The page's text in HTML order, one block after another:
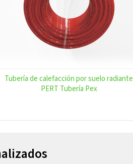
Tubería de calefacción por suelo radiante
PERT Tubería Pex